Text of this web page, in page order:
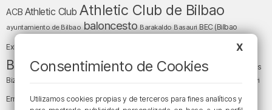
ACB Athletic Club Athletic Club de Bilbao
ayuntamiento de Bilbao baloncesto Barakaldo Basauri BEC (Bilbao
Exhibition Center) Bizkaia
Bizkaia y sus comarcas Copa del Rey cultura
Cáritas
Bizkaia
Enkarterri
Ernesto Valverde Ertzaintza Euskadi (País Vasco)
X
Consentimiento de Cookies
Utilizamos cookies propias y de terceros para fines analíticos y